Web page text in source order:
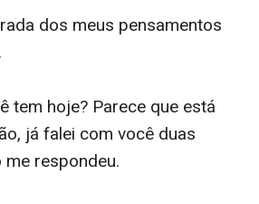
dos meus pensamentos
tem hoje? Parece que está
já falei com você duas
me respondeu.